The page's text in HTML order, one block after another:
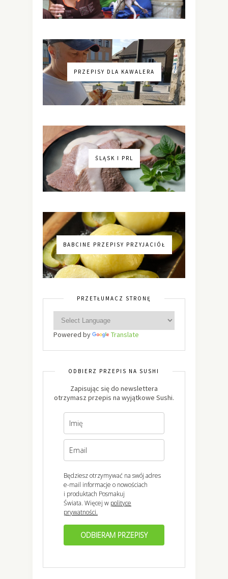
PRZEPISY DLA KAWALERA
ŚLĄSK I PRL
BABCINE PRZEPISY PRZYJACIÓŁ
PRZETŁUMACZ STRONĘ
Powered by Translate
ODBIERZ PRZEPIS NA SUSHI
Zapisując się do newslettera
otrzymasz przepis na wyjątkowe Sushi.
Będziesz otrzymywać na swój adres
e-mail informacje o nowościach
i produktach Posmakuj
Świata. Więcej w polityce
prywatności.
ODBIERAM PRZEPISY